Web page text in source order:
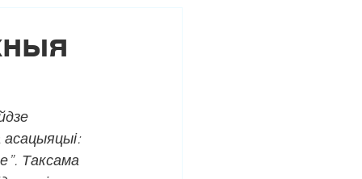
асацыяцыі:
Таксама